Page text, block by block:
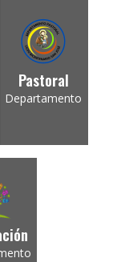
Pastoral
Departamento